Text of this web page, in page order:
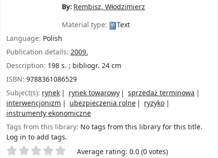
By: Rembisz, Włodzimierz
Material type:
Text
Language: Polish
Publication details: 2009.
Description: 198 s. ; bibliogr. 24 cm
ISBN: 9788361086529
Subject(s): rynek rynek towarowy
sprzedaż terminowa
interwencjonizm
ubezpieczenia rolne
ryzyko
instrumenty ekonomiczne
Tags from this library: No tags from this library for this title.
Log in to add tags.
Star ratings Average rating: 0.0 (0 votes)